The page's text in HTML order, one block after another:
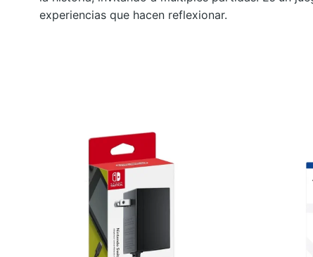
experiencias que hacen reflexionar.